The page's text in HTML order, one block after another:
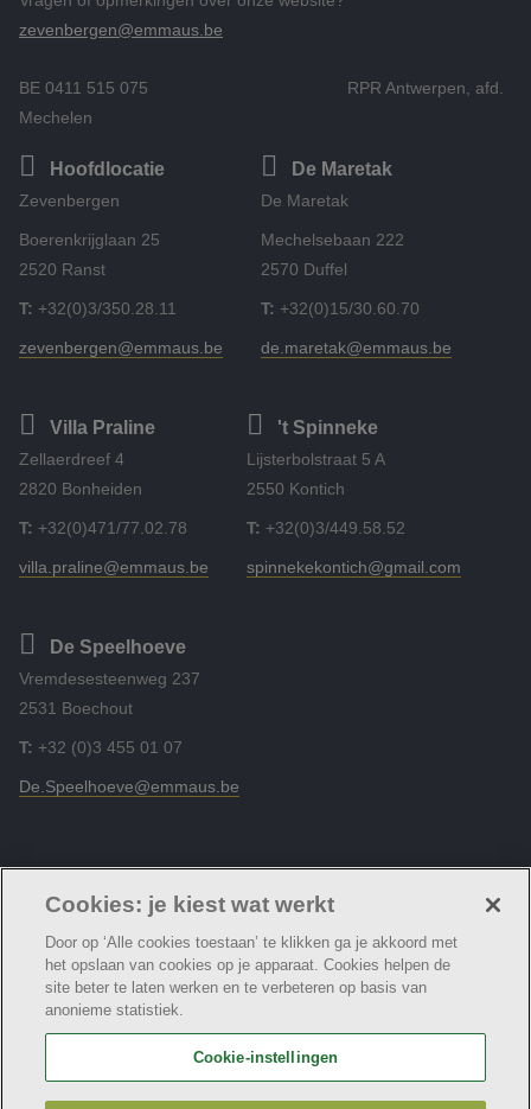
zevenbergen@emmaus.be
BE 0411 515 075 RPR Antwerpen, afd.
Mechelen
Hoofdlocatie
Zevenbergen
Boerenkrijglaan 25
2520 Ranst
T: +32(0)3/350.28.11
zevenbergen@emmaus.be
De Maretak
De Maretak
Mechelsebaan 222
2570 Duffel
T: +32(0)15/30.60.70
de.maretak@emmaus.be
Villa Praline
Zellaerdreef 4
2820 Bonheiden
T: +32(0)471/77.02.78
villa.praline@emmaus.be
't Spinneke
Lijsterbolstraat 5 A
2550 Kontich
T: +32(0)3/449.58.52
spinnekekontich@gmail.com
De Speelhoeve
Vremdesesteenweg 237
2531 Boechout
T: +32 (0)3 455 01 07
De.Speelhoeve@emmaus.be
© DVC Zevenbergen
Cookie verklaring
Privacybeleid
Webtoegankelijkheidsverklaring
Cookies: je kiest wat werkt
Door op ‘Alle cookies toestaan’ te klikken ga je akkoord met
het opslaan van cookies op je apparaat. Cookies helpen de
site beter te laten werken en te verbeteren op basis van
anonieme statistiek.
Cookie-instellingen